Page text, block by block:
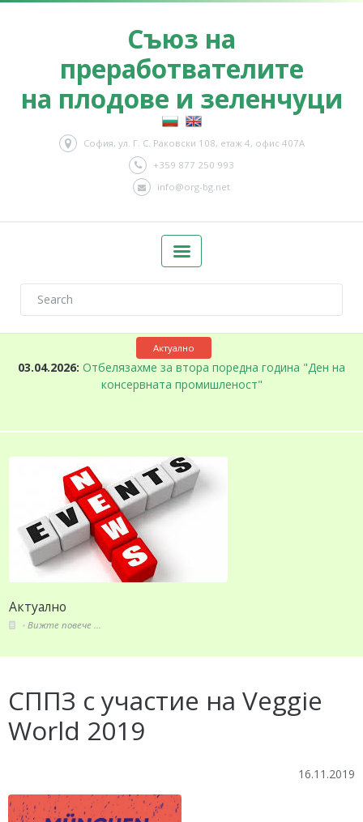
Съюз на
преработвателите
на плодове и зеленчуци
София, ул. Г. С. Раковски 108, етаж 4, офис 407А
+359 877 250 993
info@org-bg.net
Актуално
03.04.2026: Отбелязахме за втора поредна година "Ден на
консервната промишленост"
Актуално
Вижте повече ...
СППЗ с участие на Veggie
World 2019
16.11.2019